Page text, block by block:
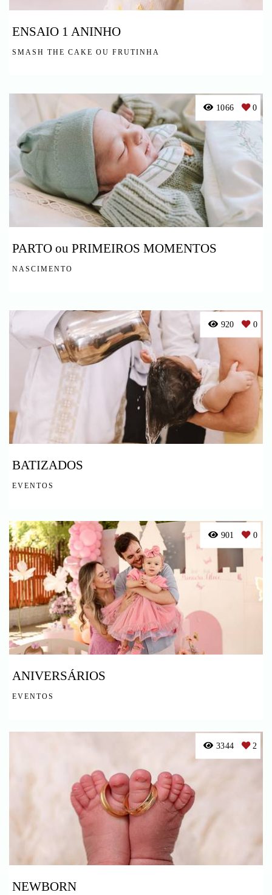
ENSAIO 1 ANINHO
SMASH THE CAKE OU FRUTINHA
PARTO ou PRIMEIROS MOMENTOS
NASCIMENTO
1066 0
BATIZADOS
EVENTOS
920 0
ANIVERSÁRIOS
EVENTOS
901 0
NEWBORN
3344 2